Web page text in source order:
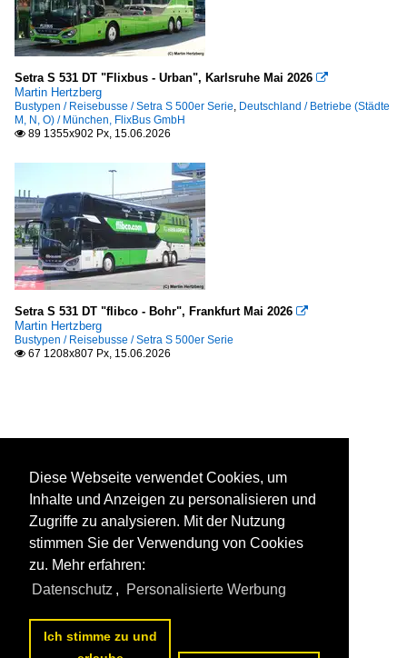
Setra S 531 DT "Flixbus - Urban", Karlsruhe Mai 2026 
Martin Hertzberg
Bustypen / Reisebusse / Setra S 500er Serie, Deutschland / Betriebe (Städte
M, N, O) / München, FlixBus GmbH
 89 1355x902 Px, 15.06.2026
Setra S 531 DT "flibco - Bohr", Frankfurt Mai 2026 
Martin Hertzberg
Bustypen / Reisebusse / Setra S 500er Serie
 67 1208x807 Px, 15.06.2026
Diese Webseite verwendet Cookies, um
Inhalte und Anzeigen zu personalisieren und
Zugriffe zu analysieren. Mit der Nutzung
stimmen Sie der Verwendung von Cookies
zu. Mehr erfahren:
Datenschutz , Personalisierte Werbung
Ich stimme zu und